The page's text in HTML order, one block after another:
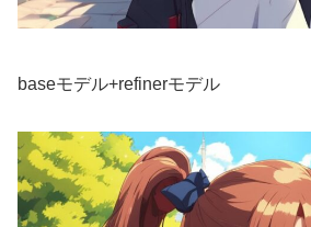
baseモデル+refinerモデル